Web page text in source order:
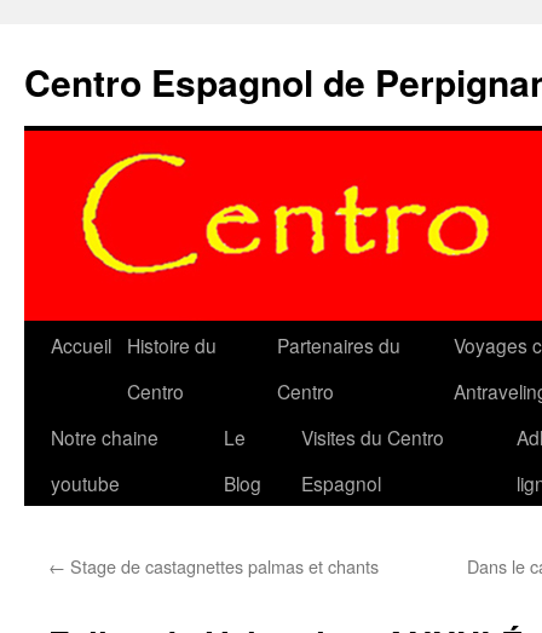
contenu
Centro Espagnol de
Accueil
Histoire du
Centro
Partenaires du
Centro
Voyages
Notre chaine
youtube
Le
Blog
Visites du Centro
Espagnol
← Stage de castagnettes palmas et chants Dans le